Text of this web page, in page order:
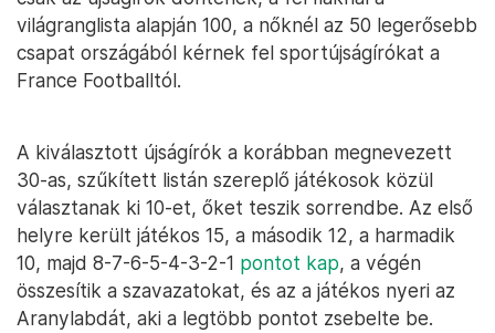
világranglista alapján 100, a nőknél az 50 legerősebb
csapat országából kérnek fel sportújságírókat a
France Footballtól.
A kiválasztott újságírók a korábban megnevezett
30-as, szűkített listán szereplő játékosok közül
választanak ki 10-et, őket teszik sorrendbe. Az első
helyre került játékos 15, a második 12, a harmadik
10, majd 8-7-6-5-4-3-2-1 pontot kap, a végén
összesítik a szavazatokat, és az a játékos nyeri az
Aranylabdát, aki a legtöbb pontot zsebelte be.